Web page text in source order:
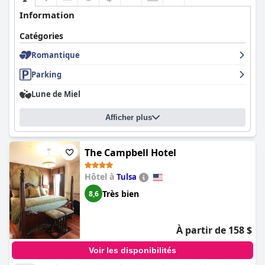
Information
Catégories
Romantique
Parking
Lune de Miel
Afficher plus
The Campbell Hotel
Hôtel à Tulsa
8,6 Très bien
À partir de 158 $
Voir les disponibilités